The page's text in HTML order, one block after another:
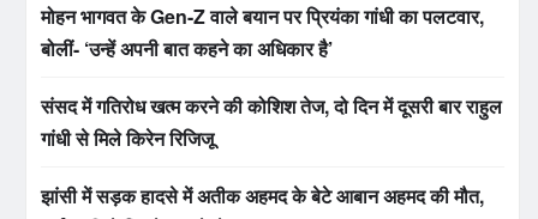
मोहन भागवत के Gen-Z वाले बयान पर प्रियंका गांधी का पलटवार,
बोलीं- ‘उन्हें अपनी बात कहने का अधिकार है’
संसद में गतिरोध खत्म करने की कोशिश तेज, दो दिन में दूसरी बार राहुल
गांधी से मिले किरेन रिजिजू
झांसी में सड़क हादसे में अतीक अहमद के बेटे आबान अहमद की मौत,